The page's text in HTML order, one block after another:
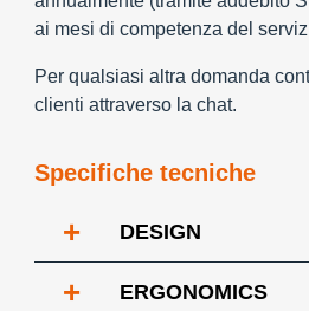
ai mesi di competenza del
Per qualsiasi altra domanda
clienti attraverso la chat.
Specifiche tecniche
+ DESIGN
+ ERGONOMICS